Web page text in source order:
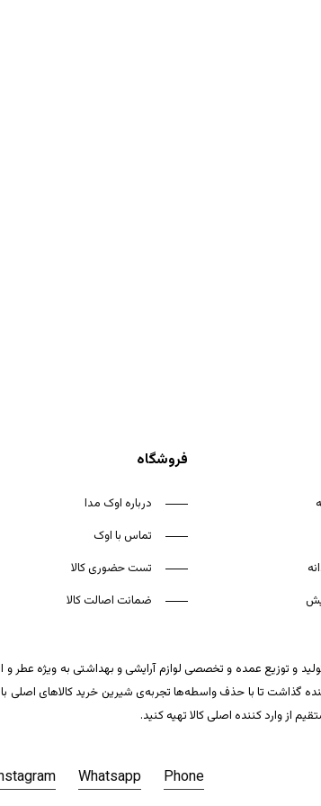
فروشگاه
درباره اوک مدا
تماس با اوک
تست حضوری کالا
ضمانت اصالت کالا
و توزیع عمده و تخصصی لوازم آرایشی و بهداشتی به ویژه عطر و
تا با حذف واسطه‌ها تجربه‌ی شیرین خرید کالاهای اصلی با
از وارد کننده اصلی کالا تهیه کنید.
Whatsapp Phone